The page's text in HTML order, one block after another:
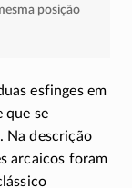
posição
esfinges em
que se
Na descrição
arcaicos foram